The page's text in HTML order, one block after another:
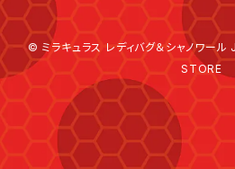
© ミラキュラス レディバグ＆シャノワー
STORE